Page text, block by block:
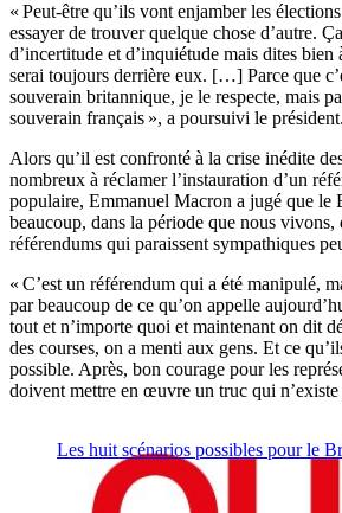
« Peut-être qu’ils vont enjamber les
essayer de trouver quelque chose d’autre.
d’incertitude et d’inquiétude mais dites bien
serai toujours derrière eux. […] Parce que
souverain britannique, je le respecte, mais
souverain français », a poursuivi le président.
Alors qu’il est confronté à la crise inédite
nombreux à réclamer l’instauration d’un
populaire, Emmanuel Macron a jugé que le
beaucoup, dans la période que nous vivons,
référendums qui paraissent sympathiques
« C’est un référendum qui a été manipulé,
par beaucoup de ce qu’on appelle
tout et n’importe quoi et maintenant on dit
des courses, on a menti aux gens. Et ce
possible. Après, bon courage pour les
doivent mettre en œuvre un truc qui
Les huit scénarios possibles pour le